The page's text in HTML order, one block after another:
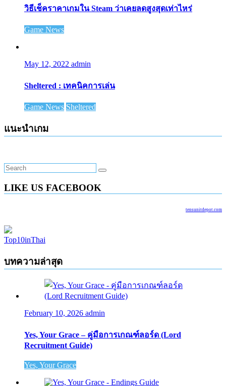
วิธีเช็คราคาเกมใน Steam ว่าเคยลดสูงสุดเท่าไหร่
Game News
May 12, 2022 admin
Sheltered : เทคนิคการเล่น
Game News Sheltered
แนะนำเกม
LIKE US FACEBOOK
tensunitdepot.com
Top10inThai
บทความล่าสุด
February 10, 2026 admin
Yes, Your Grace – คู่มือการเกณฑ์ลอร์ด (Lord
Recruitment Guide)
Yes, Your Grace